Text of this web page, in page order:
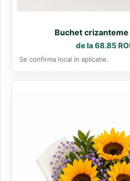
Buchet
de la 68.85
Se confirma local in aplicatie.